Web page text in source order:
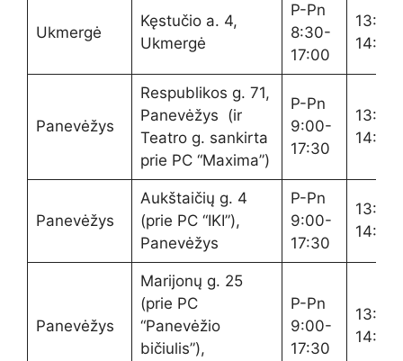
Ukmergė
Kęstučio a. 4,
Ukmergė
P-Pn
8:30-
17:00
13:20-
14:00
Panevėžys
Respublikos g. 71,
Panevėžys (ir
Teatro g. sankirta
prie PC “Maxima”)
P-Pn
9:00-
17:30
13:20-
14:00
Panevėžys
Aukštaičių g. 4
(prie PC “IKI”),
Panevėžys
P-Pn
9:00-
17:30
13:20-
14:00
Panevėžys
Marijonų g. 25
(prie PC
“Panevėžio
bičiulis”),
P-Pn
9:00-
17:30
13:20-
14:00